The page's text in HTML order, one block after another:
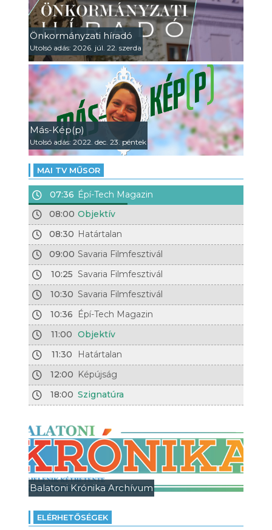
Önkormányzati híradó
Utolsó adás: 2026. júl. 22. szerda
Más-Kép(p)
Utolsó adás: 2022. dec. 23. péntek
MAI TV MŰSOR
07:36 Épí-Tech Magazin
08:00 Objektív
08:30 Határtalan
09:00 Savaria Filmfesztivál
10:25 Savaria Filmfesztivál
10:30 Savaria Filmfesztivál
10:36
Épí-Tech Magazin
11:00 Objektív
11:30
Határtalan
12:00 Képújság
18:00 Szignatúra
Balatoni Krónika Archívum
ELÉRHETŐSÉGEK